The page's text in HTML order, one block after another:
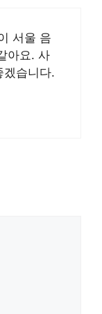
서울 음
아요. 사
겠습니다.